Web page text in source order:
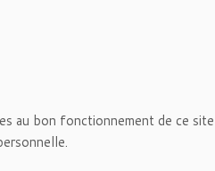
au bon fonctionnement de ce site